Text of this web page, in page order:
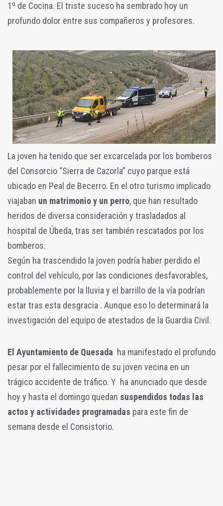
1º de Cocina. El triste suceso ha sembrado hoy un
profundo dolor entre sus compañeros y profesores.
La joven ha tenido que ser excarcelada por los bomberos
del Consorcio “Sierra de Cazorla” cuyo parque está
ubicado en Peal de Becerro. En el otro turismo implicado
viajaban un matrimonio y un perro, que han resultado
heridos de diversa consideración y trasladados al
hospital de Úbeda, tras ser también rescatados por los
bomberos.
Según ha trascendido la joven podría haber perdido el
control del vehículo, por las condiciones desfavorables,
probablemente por la lluvia y el barrillo de la vía podrían
estar tras esta desgracia . Aunque eso lo determinará la
investigación del equipo de atestados de la Guardia Civil.
El Ayuntamiento de Quesada ha manifestado el profundo
pesar por el fallecimiento de su joven vecina en un
trágico accidente de tráfico. Y ha anunciado que desde
hoy y hasta el domingo quedan suspendidos todas las
actos y actividades programadas para este fin de
semana desde el Consistorio.